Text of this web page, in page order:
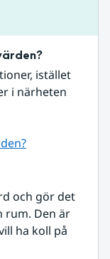
istället
i närheten
och gör det
rum. Den är
ha koll på